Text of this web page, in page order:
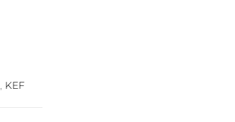
, KEF